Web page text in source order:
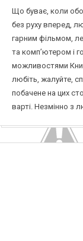
Що буває, коли
без руху вперед,
гарним фільмом,
та комп’ютером і
можливостями
любіть, жалуйте,
побачене на цих
варті. Незмінно з